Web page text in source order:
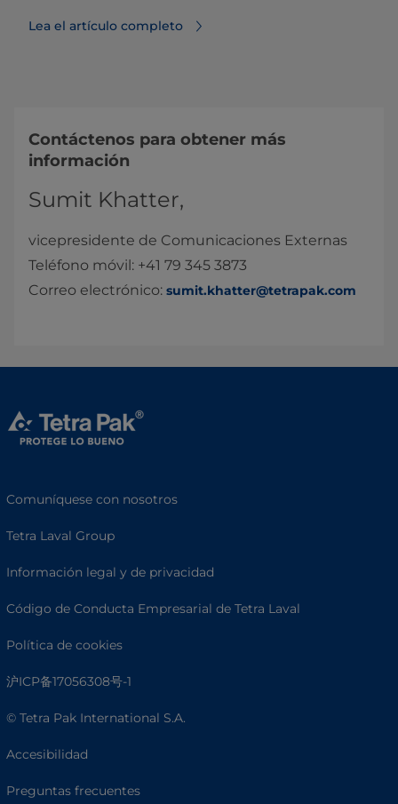
Lea el artículo completo
Contáctenos para obtener más
información
Sumit Khatter,
vicepresidente de Comunicaciones Externas
Teléfono móvil: +41 79 345 3873
Correo electrónico: sumit.khatter@tetrapak.com
Comuníquese con nosotros
Tetra Laval Group
Información legal y de privacidad
Código de Conducta Empresarial de Tetra Laval
Política de cookies
沪ICP备17056308号-1
© Tetra Pak International S.A.
Accesibilidad
Preguntas frecuentes